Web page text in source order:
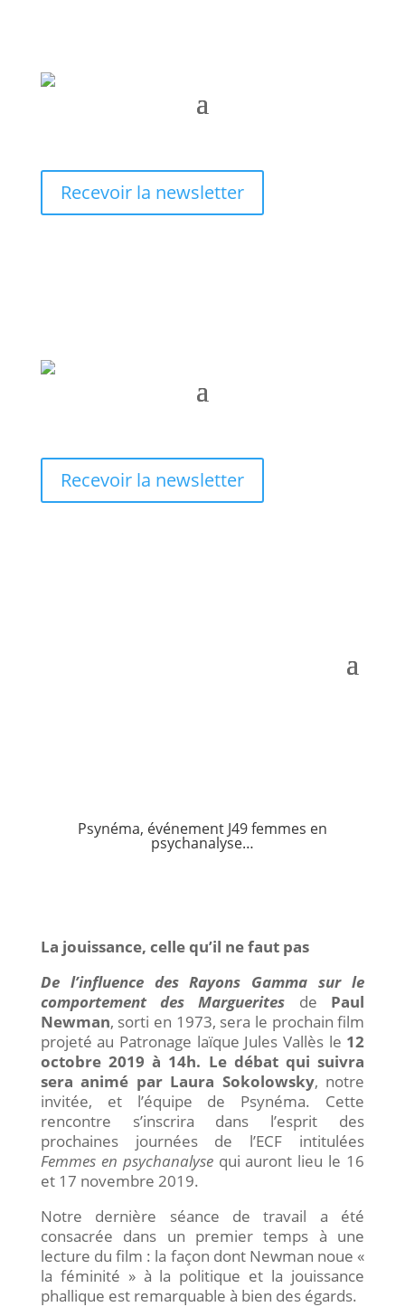
Recevoir la newsletter
Recevoir la newsletter
Psynéma, événement J49 femmes en
psychanalyse…
La jouissance, celle qu’il ne faut pas
De l’influence des Rayons Gamma sur le
comportement des Marguerites de Paul
Newman, sorti en 1973, sera le prochain film
projeté au Patronage laïque Jules Vallès le 12
octobre 2019 à 14h. Le débat qui suivra
sera animé par Laura Sokolowsky, notre
invitée, et l’équipe de Psynéma. Cette
rencontre s’inscrira dans l’esprit des
prochaines journées de l’ECF intitulées
Femmes en psychanalyse qui auront lieu le 16
et 17 novembre 2019.
Notre dernière séance de travail a été
consacrée dans un premier temps à une
lecture du film : la façon dont Newman noue «
la féminité » à la politique et la jouissance
phallique est remarquable à bien des égards.